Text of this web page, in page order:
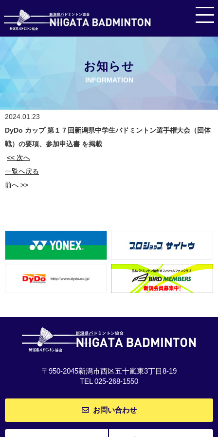
お知らせ
INFORMATION
2024.01.23
DyDo カップ 第１７回新潟県中学生バドミントン選手権大会（団体
戦）の要項、参加申込書 を掲載
<< 次へ
一覧へ戻る
前へ >>
〒950-2045新潟市西区五十嵐東3丁目8-19
TEL 025-268-1550
お問い合わせ